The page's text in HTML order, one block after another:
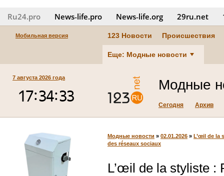
Ru24.pro News‑life.pro News‑life.org 29ru.net
Мобильная версия 123 Новости Происшествия
Еще: Модные новости
7 августа 2026 года Модные
Сегодня Архив
Модные новости » 02.01.2026 » L’œil de la
des réseaux sociaux
L’œil de la styliste :